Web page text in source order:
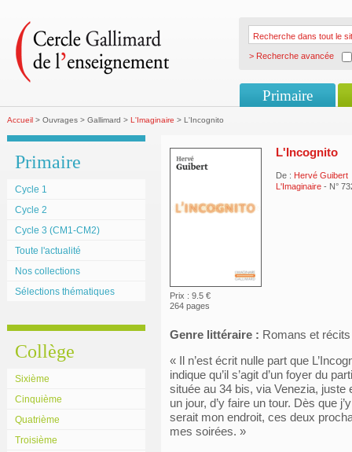
> Recherche avancée
Primaire
Accueil > Ouvrages > Gallimard > L'Imaginaire > L'Incognito
Primaire
Cycle 1
Cycle 2
Cycle 3 (CM1-CM2)
Toute l'actualité
Nos collections
Sélections thématiques
Collège
Sixième
Cinquième
Quatrième
Troisième
Prix : 9.5 €
264 pages
L'Incognito
De : Hervé Guibert
L'Imaginaire - N°
Genre littéraire : Romans et récits
« Il n’est écrit nulle part que
indique qu’il s’agit d’un foyer du
située au 34 bis, via Venezia, juste
un jour, d’y faire un tour. Dès que
serait mon endroit, ces deux
mes soirées. »